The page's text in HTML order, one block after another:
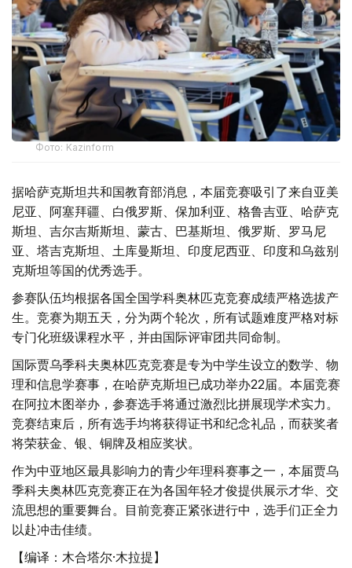
Фото: Kazinform
据哈萨克斯坦共和国教育部消息，本届竞赛吸引了来自亚美
尼亚、阿塞拜疆、白俄罗斯、保加利亚、格鲁吉亚、哈萨克
斯坦、吉尔吉斯斯坦、蒙古、巴基斯坦、俄罗斯、罗马尼
亚、塔吉克斯坦、土库曼斯坦、印度尼西亚、印度和乌兹别
克斯坦等国的优秀选手。
参赛队伍均根据各国全国学科奥林匹克竞赛成绩严格选拔产
生。竞赛为期五天，分为两个轮次，所有试题难度严格对标
专门化班级课程水平，并由国际评审团共同命制。
国际贾乌季科夫奥林匹克竞赛是专为中学生设立的数学、物
理和信息学赛事，在哈萨克斯坦已成功举办22届。本届竞赛
在阿拉木图举办，参赛选手将通过激烈比拼展现学术实力。
竞赛结束后，所有选手均将获得证书和纪念礼品，而获奖者
将荣获金、银、铜牌及相应奖状。
作为中亚地区最具影响力的青少年理科赛事之一，本届贾乌
季科夫奥林匹克竞赛正在为各国年轻才俊提供展示才华、交
流思想的重要舞台。目前竞赛正紧张进行中，选手们正全力
以赴冲击佳绩。
【编译：木合塔尔·木拉提】